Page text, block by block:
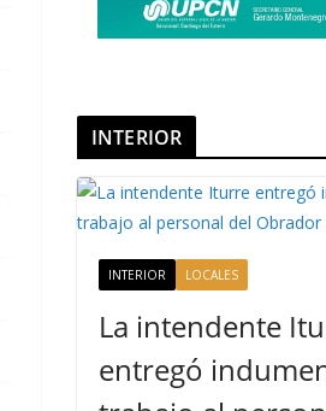
INTERIOR
INTERIOR LOCALES
La intendente
entregó